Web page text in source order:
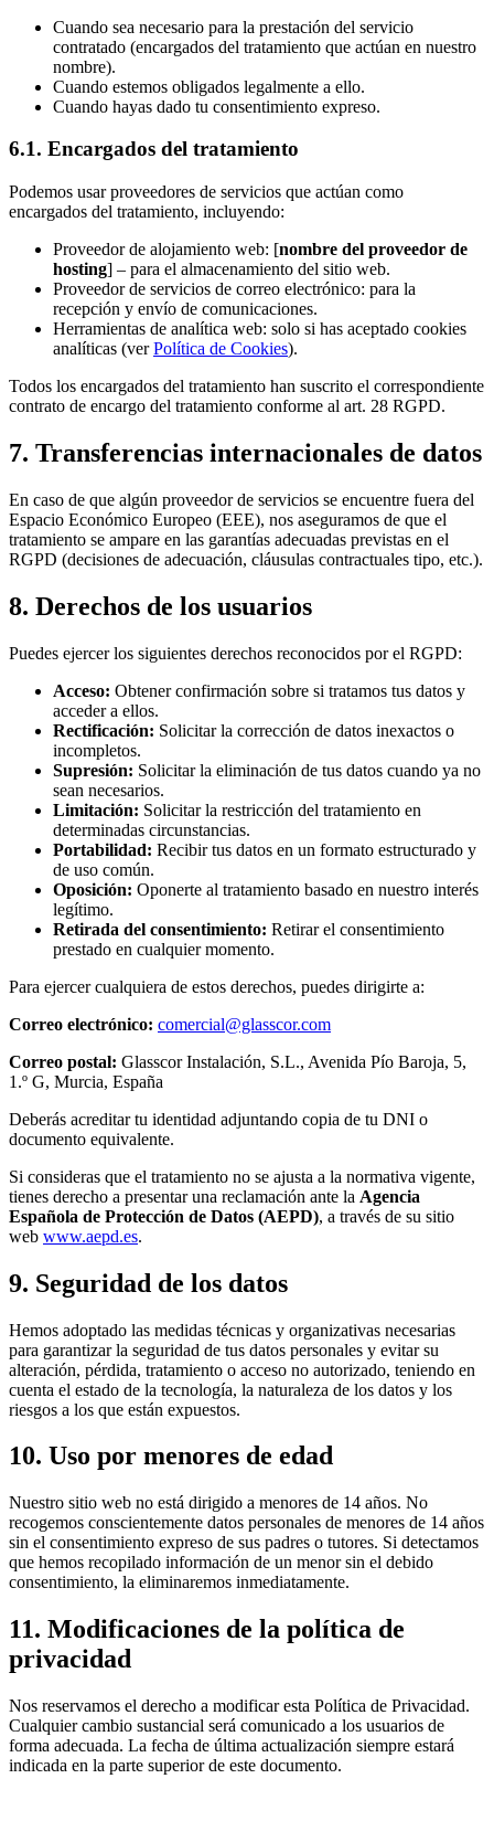
Cuando sea necesario para la prestación del servicio
contratado (encargados del tratamiento que actúan en nuestro
nombre).
Cuando estemos obligados legalmente a ello.
Cuando hayas dado tu consentimiento expreso.
6.1. Encargados del tratamiento
Podemos usar proveedores de servicios que actúan como
encargados del tratamiento, incluyendo:
Proveedor de alojamiento web: [nombre del proveedor de
hosting] – para el almacenamiento del sitio web.
Proveedor de servicios de correo electrónico: para la
recepción y envío de comunicaciones.
Herramientas de analítica web: solo si has aceptado cookies
analíticas (verPolítica de Cookies).
Todos los encargados del tratamiento han suscrito el correspondiente
contrato de encargo del tratamiento conforme al art. 28 RGPD.
7. Transferencias internacionales de datos
En caso de que algún proveedor de servicios se encuentre fuera del
Espacio Económico Europeo (EEE), nos aseguramos de que el
tratamiento se ampare en las garantías adecuadas previstas en el
RGPD (decisiones de adecuación, cláusulas contractuales tipo, etc.).
8. Derechos de los usuarios
Puedes ejercer los siguientes derechos reconocidos por el RGPD:
Acceso: Obtener confirmación sobre si tratamos tus datos y
acceder a ellos.
Rectificación: Solicitar la corrección de datos inexactos o
incompletos.
Supresión: Solicitar la eliminación de tus datos cuando ya no
sean necesarios.
Limitación: Solicitar la restricción del tratamiento en
determinadas circunstancias.
Portabilidad: Recibir tus datos en un formato estructurado y
de uso común.
Oposición: Oponerte al tratamiento basado en nuestro interés
legítimo.
Retirada del consentimiento: Retirar el consentimiento
prestado en cualquier momento.
Para ejercer cualquiera de estos derechos, puedes dirigirte a:
Correo electrónico: comercial@glasscor.com
Correo postal: Glasscor Instalación, S.L., Avenida Pío Baroja, 5,
1.º G, Murcia, España
Deberás acreditar tu identidad adjuntando copia de tu DNI o
documento equivalente.
Si consideras que el tratamiento no se ajusta a la normativa vigente,
tienes derecho a presentar una reclamación ante la Agencia
Española de Protección de Datos (AEPD), a través de su sitio
web www.aepd.es.
9. Seguridad de los datos
Hemos adoptado las medidas técnicas y organizativas necesarias
para garantizar la seguridad de tus datos personales y evitar su
alteración, pérdida, tratamiento o acceso no autorizado, teniendo en
cuenta el estado de la tecnología, la naturaleza de los datos y los
riesgos a los que están expuestos.
10. Uso por menores de edad
Nuestro sitio web no está dirigido a menores de 14 años. No
recogemos conscientemente datos personales de menores de 14 años
sin el consentimiento expreso de sus padres o tutores. Si detectamos
que hemos recopilado información de un menor sin el debido
consentimiento, la eliminaremos inmediatamente.
11. Modificaciones de la política de
privacidad
Nos reservamos el derecho a modificar esta Política de Privacidad.
Cualquier cambio sustancial será comunicado a los usuarios de
forma adecuada. La fecha de última actualización siempre estará
indicada en la parte superior de este documento.